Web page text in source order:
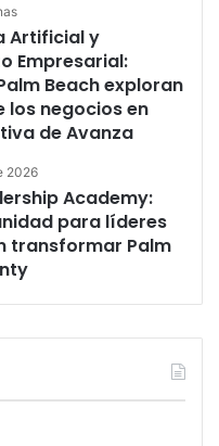
Artificial y
Empresarial:
Beach exploran
los negocios en
de Avanza
2026
Academy:
para líderes
transformar Palm